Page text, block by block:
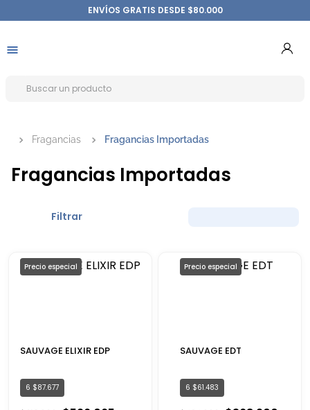
ENVÍOS GRATIS DESDE $80.000
Fragancias Fragancias Importadas
Fragancias Importadas
Filtrar
Precio especial
SAUVAGE ELIXIR EDP
6 $87.677
Precio especial
SAUVAGE EDT
6 $61.483